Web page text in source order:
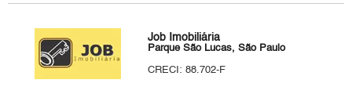
Job Imobiliária
Parque São Lucas, São Paulo
CRECI: 88.702-F